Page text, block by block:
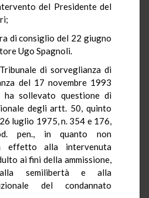
del Presidente del
di consiglio del 22 giugno
Ugo Spagnoli.
di sorveglianza di
del 17 novembre 1993
ha sollevato questione di
degli artt. 50, quinto
luglio 1975, n. 354 e 176,
pen., in quanto non
effetto alla intervenuta
ai fini della ammissione,
alla semilibertà e alla
del condannato